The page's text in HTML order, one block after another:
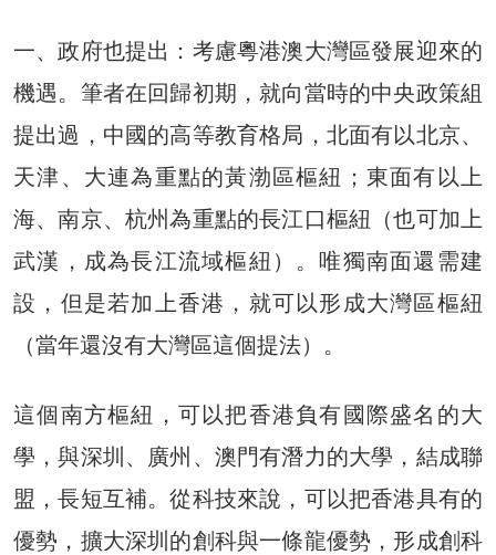
一、政府也提出：考慮粵港澳大灣區發展迎來的
機遇。筆者在回歸初期，就向當時的中央政策組
提出過，中國的高等教育格局，北面有以北京、
天津、大連為重點的黃渤區樞紐；東面有以上
海、南京、杭州為重點的長江口樞紐（也可加上
武漢，成為長江流域樞紐）。唯獨南面還需建
設，但是若加上香港，就可以形成大灣區樞紐
（當年還沒有大灣區這個提法）。
這個南方樞紐，可以把香港負有國際盛名的大
學，與深圳、廣州、澳門有潛力的大學，結成聯
盟，長短互補。從科技來說，可以把香港具有的
優勢，擴大深圳的創科與一條龍優勢，形成創科